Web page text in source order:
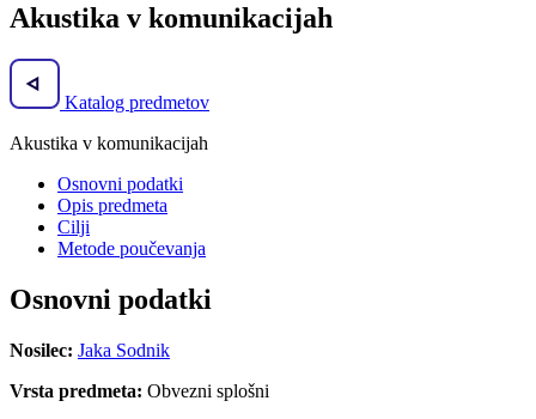
Akustika v komunikacijah
Katalog predmetov
Akustika v komunikacijah
Osnovni podatki
Opis predmeta
Cilji
Metode poučevanja
Osnovni podatki
Nosilec: Jaka Sodnik
Vrsta predmeta: Obvezni splošni